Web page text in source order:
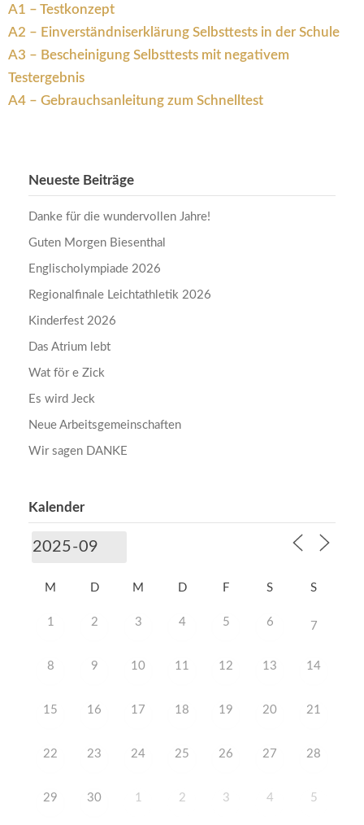
A1 – Testkonzept
A2 – Einverständniserklärung Selbsttests in der Schule
A3 – Bescheinigung Selbsttests mit negativem
Testergebnis
A4 – Gebrauchsanleitung zum Schnelltest
Neueste Beiträge
Danke für die wundervollen Jahre!
Guten Morgen Biesenthal
Englischolympiade 2026
Regionalfinale Leichtathletik 2026
Kinderfest 2026
Das Atrium lebt
Wat för e Zick
Es wird Jeck
Neue Arbeitsgemeinschaften
Wir sagen DANKE
Kalender
M D M D F S S
1 2 3 4 5 6 7
8 9 10 11 12 13 14
15 16 17 18 19 20 21
22 23 24 25 26 27 28
29 30 1 2 3 4 5